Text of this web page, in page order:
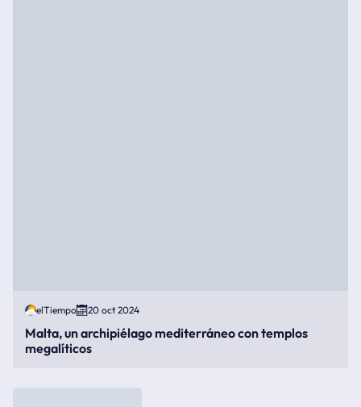
elTiempo 20 oct 2024
Malta, un archipiélago mediterráneo con templos
megalíticos